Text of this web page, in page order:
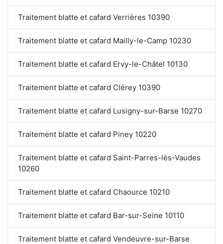
Traitement blatte et cafard Verrières 10390
Traitement blatte et cafard Mailly-le-Camp 10230
Traitement blatte et cafard Ervy-le-Châtel 10130
Traitement blatte et cafard Clérey 10390
Traitement blatte et cafard Lusigny-sur-Barse 10270
Traitement blatte et cafard Piney 10220
Traitement blatte et cafard Saint-Parres-lès-Vaudes
10260
Traitement blatte et cafard Chaource 10210
Traitement blatte et cafard Bar-sur-Seine 10110
Traitement blatte et cafard Vendeuvre-sur-Barse